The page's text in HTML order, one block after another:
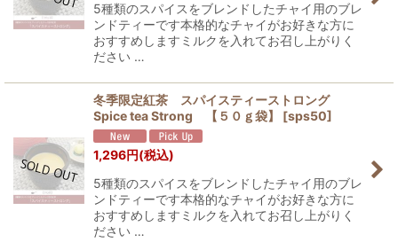
5種類のスパイスをブレンドしたチャイ用のブレ
ンドティーです本格的なチャイがお好きな方に
おすすめしますミルクを入れてお召し上がりく
ださい …
冬季限定紅茶 スパイスティーストロング
Spice tea Strong 【５０ｇ袋】
[sps50]
1,296円(税込)
5種類のスパイスをブレンドしたチャイ用のブレ
ンドティーです本格的なチャイがお好きな方に
おすすめしますミルクを入れてお召し上がりく
ださい …